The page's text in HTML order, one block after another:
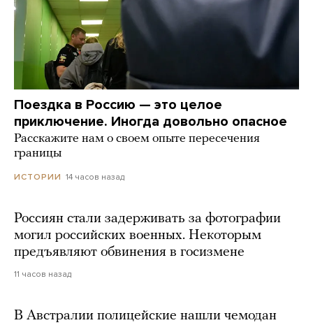
Поездка в Россию — это целое
приключение. Иногда довольно опасное
Расскажите нам о своем опыте пересечения
границы
ИСТОРИИ 14 часов назад
Россиян стали задерживать за фотографии
могил российских военных. Некоторым
предъявляют обвинения в госизмене
11 часов назад
В Австралии полицейские нашли чемодан